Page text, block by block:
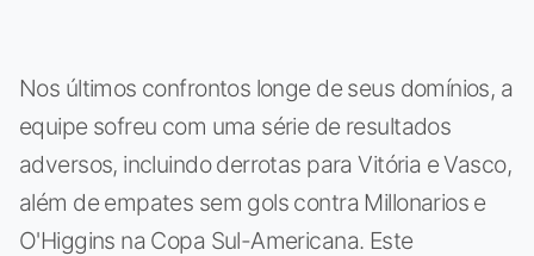
Nos últimos confrontos longe de seus domínios, a
equipe sofreu com uma série de resultados
adversos, incluindo derrotas para Vitória e Vasco,
além de empates sem gols contra Millonarios e
O'Higgins na Copa Sul-Americana. Este